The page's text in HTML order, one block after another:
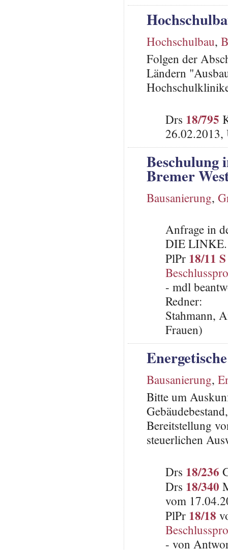
Hochschulbau,
Folgen der
Ländern
Drs 18/795
Beschulung
Bremer
Bausanierung,
Anfrage in
DIE LINKE.
PlPr 18/11 S
- mdl
Redner:
Stahmann,
Frauen)
Bausanierung,
Bitte um
Bereitstellung
steuerlichen
Drs 18/236
Drs 18/340
vom
PlPr 18/18
- von